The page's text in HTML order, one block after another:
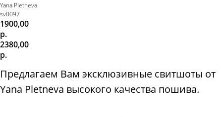
Yana Pletneva
sv0097
1900,00
р.
2380,00
р.
Предлагаем Вам эксклюзивные свитшоты от
Yana Pletneva высокого качества пошива.